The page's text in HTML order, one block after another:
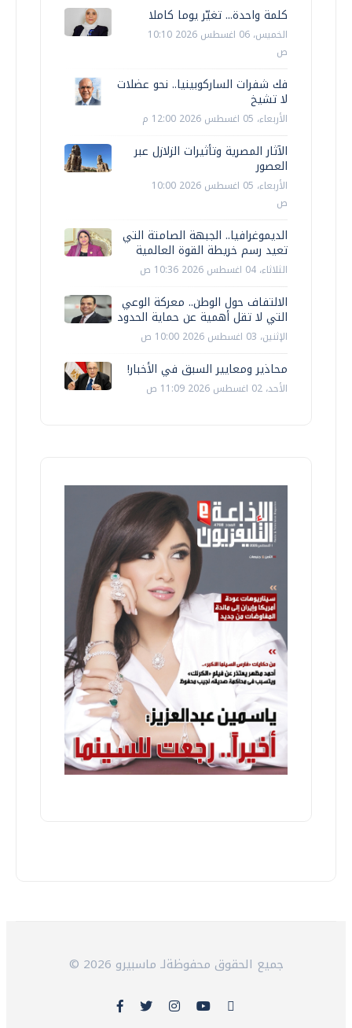
كلمة واحدة... تغيّر يوما كاملا
الخميس، 06 اغسطس 2026 10:10
ص
فك شفرات الساركوبينيا.. نحو عضلات
لا تشيخ
الأربعاء، 05 اغسطس 2026 12:00 م
الآثار المصرية وتأثيرات الزلازل عبر
العصور
الأربعاء، 05 اغسطس 2026 10:00
ص
الديموغرافيا.. الجبهة الصامتة التي
تعيد رسم خريطة القوة العالمية
الثلاثاء، 04 اغسطس 2026 10:36 ص
الالتفاف حول الوطن.. معركة الوعي
التي لا تقل أهمية عن حماية الحدود
الإثنين، 03 اغسطس 2026 10:00 ص
محاذير ومعايير السبق في الأخبار!
الأحد، 02 اغسطس 2026 11:09 ص
© 2026 جميع الحقوق محفوظةلـ ماسبيرو